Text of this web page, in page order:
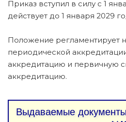
Приказ вступил в силу с 1
действует до 1 января 2029
Положение регламентирует
периодической
аккредитацию и первичную
аккредитацию.
Выдаваемые